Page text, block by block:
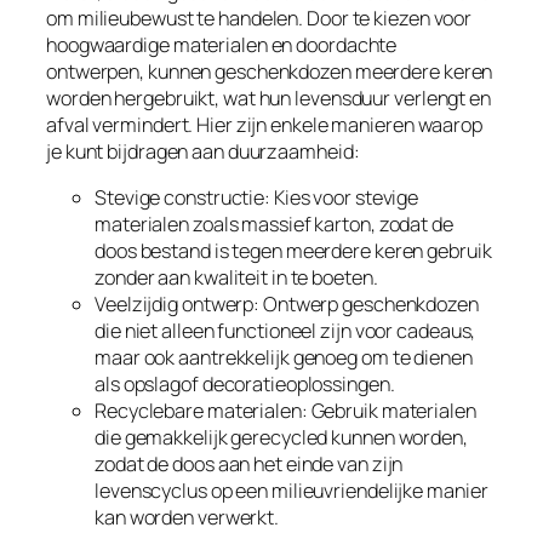
om milieubewust te handelen. Door te kiezen voor
hoogwaardige materialen en doordachte
ontwerpen, kunnen geschenkdozen meerdere keren
worden hergebruikt, wat hun levensduur verlengt en
afval vermindert. Hier zijn enkele manieren waarop
je kunt bijdragen aan duurzaamheid:
Stevige constructie: Kies voor stevige
materialen zoals massief karton, zodat de
doos bestand is tegen meerdere keren gebruik
zonder aan kwaliteit in te boeten.
Veelzijdig ontwerp: Ontwerp geschenkdozen
die niet alleen functioneel zijn voor cadeaus,
maar ook aantrekkelijk genoeg om te dienen
als opslagof decoratieoplossingen.
Recyclebare materialen: Gebruik materialen
die gemakkelijk gerecycled kunnen worden,
zodat de doos aan het einde van zijn
levenscyclus op een milieuvriendelijke manier
kan worden verwerkt.